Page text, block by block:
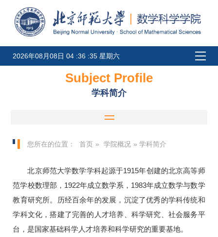
2026年08月08日 04 :36 :35 星期六
Subject Profile
学科简介
您所在的位置： 首页 » 学院概况 » 学科简介
北京师范大学数学学科起源于1915年创建的北京高等师
范学校数理部，1922年成立数学系，1983年成立数学与数学
教育研究所。历经百余年的发展，沉淀了优秀的学科传统和
学科文化，搭建了完善的人才培养、科学研究、社会服务平
台，是国家基础科学人才培养和科学研究的重要基地。